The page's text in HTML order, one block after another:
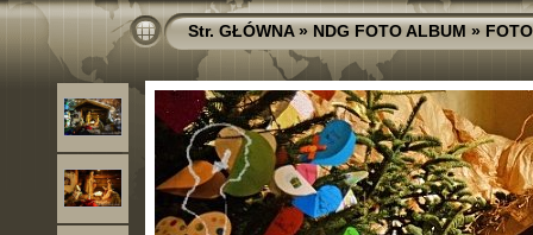
Str. GŁÓWNA»NDG FOTO ALBUM»